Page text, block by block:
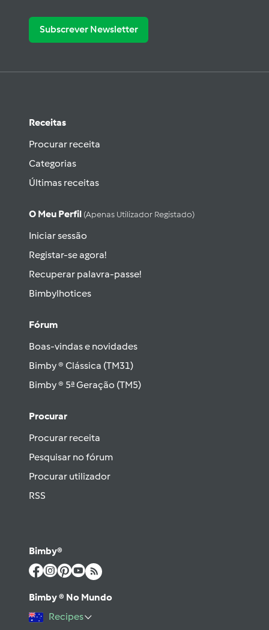
Subscrever Newsletter
Receitas
Procurar receita
Categorias
Últimas receitas
O Meu Perfil (apenas Utilizador Registado)
Iniciar sessão
Registar-se agora!
Recuperar palavra-passe!
Bimbylhotices
Fórum
Boas-vindas e novidades
Bimby ® Clássica (TM31)
Bimby ® 5ª Geração (TM5)
Procurar
Procurar receita
Pesquisar no fórum
Procurar utilizador
RSS
Bimby®
Bimby ® No Mundo
Recipes